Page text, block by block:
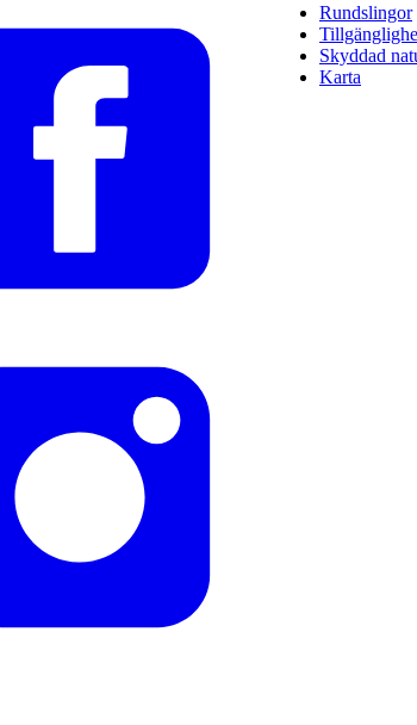
Rundslingor
Skyddad
Karta